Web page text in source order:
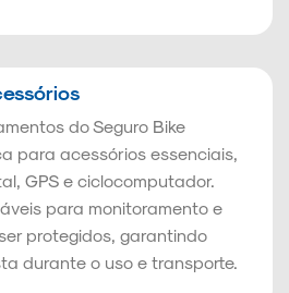
do Seguro Bike
para acessórios essenciais,
GPS e ciclocomputador.
para monitoramento e
protegidos, garantindo
durante o uso e transporte.